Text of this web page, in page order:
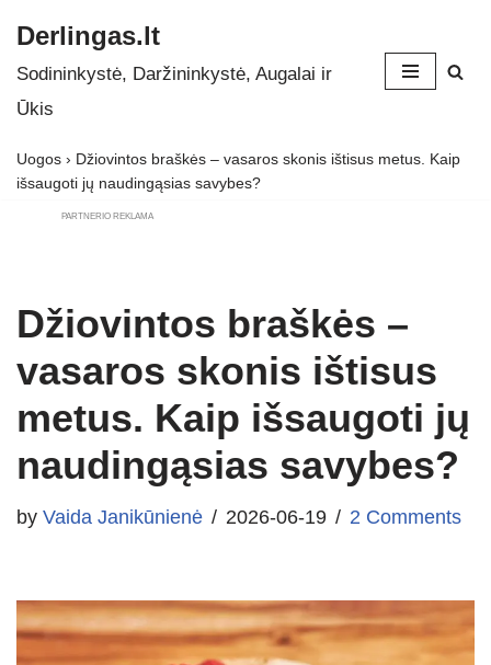
Skip
to
Derlingas.lt
Sodininkystė, Daržininkystė, Augalai ir
Ūkis
Uogos › Džiovintos braškės – vasaros skonis ištisus metus. Kaip
išsaugoti jų naudingąsias savybes?
PARTNERIO REKLAMA
Džiovintos braškės –
vasaros skonis ištisus
metus. Kaip išsaugoti jų
naudingąsias savybes?
by Vaida Janikūnienė 2026-06-19 2 Comments